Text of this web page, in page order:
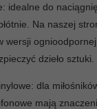
idealne do
Na naszej
wersji
dzieło sztuki.
dla
mają